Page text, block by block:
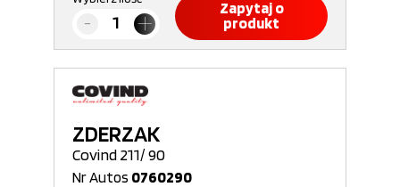
Zapytaj o
produkt
ZDERZAK
Covind 211/ 90
Nr Autos 0760290